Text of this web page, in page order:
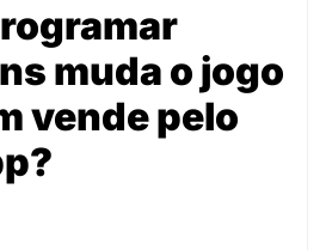
muda o jogo
vende pelo